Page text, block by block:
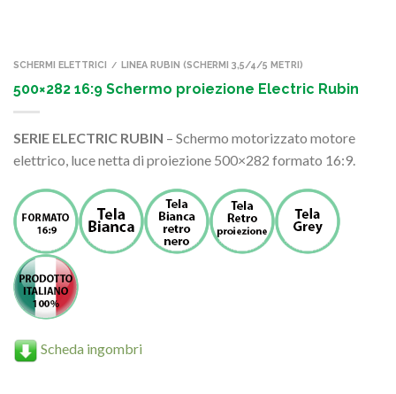
SCHERMI ELETTRICI / LINEA RUBIN (SCHERMI 3,5/4/5 METRI)
500×282 16:9 Schermo proiezione Electric Rubin
SERIE ELECTRIC RUBIN – Schermo motorizzato motore
elettrico, luce netta di proiezione 500×282 formato 16:9.
Scheda ingombri